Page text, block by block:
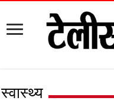
स्वास्थ्य